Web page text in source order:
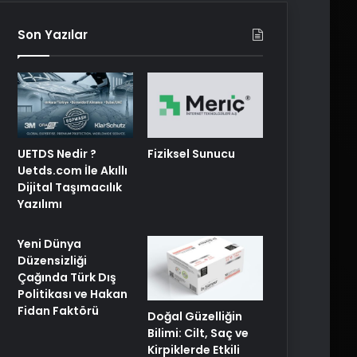
Son Yazılar
UETDS Nedir ?
Uetds.com İle Akıllı
Dijital Taşımacılık
Yazılımı
Fiziksel Sunucu
Yeni Dünya
Düzensizliği
Çağında Türk Dış
Politikası ve Hakan
Fidan Faktörü
Doğal Güzelliğin
Bilimi: Cilt, Saç ve
Kirpiklerde Etkili